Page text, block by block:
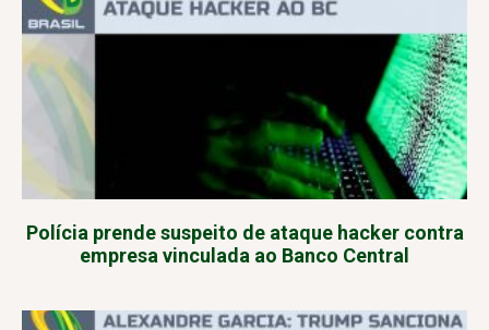
Polícia prende suspeito de ataque hacker contra
empresa vinculada ao Banco Central